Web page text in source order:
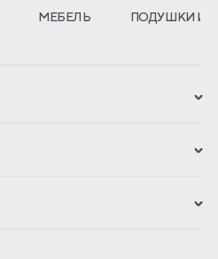
МЕБЕЛЬ ПОДУШКИ И